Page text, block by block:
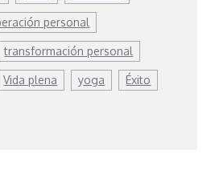
personal
transformación personal
Vida plena yoga Éxito